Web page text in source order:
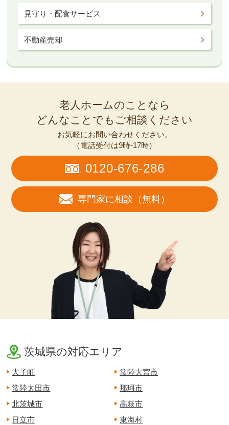
見守り・配食サービス
不動産売却
老人ホームのことなら
どんなことでもご相談ください
お気軽にお問い合わせください。
（電話受付は9時-17時）
0120-676-286
専門家に相談（無料）
茨城県の対応エリア
大子町
常陸大宮市
常陸太田市
那珂市
北茨城市
高萩市
日立市
東海村